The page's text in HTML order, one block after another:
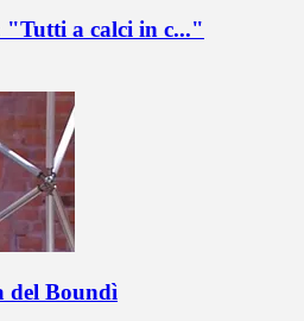
a calci in c..."
del Boundì